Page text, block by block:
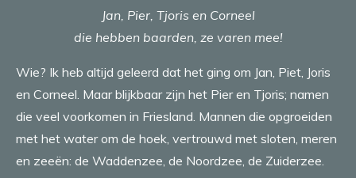
Jan, Pier, Tjoris en Corneel
die hebben baarden, ze varen mee!
Wie? Ik heb altijd geleerd dat het ging om Jan, Piet, Joris
en Corneel. Maar blijkbaar zijn het Pier en Tjoris; namen
die veel voorkomen in Friesland. Mannen die opgroeiden
met het water om de hoek, vertrouwd met sloten, meren
en zeeën: de Waddenzee, de Noordzee, de Zuiderzee.